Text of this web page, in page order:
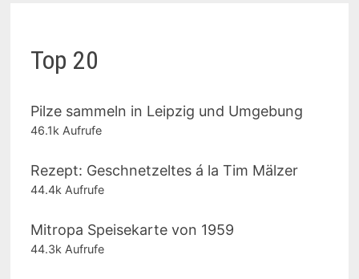
Top 20
Pilze sammeln in Leipzig und Umgebung
46.1k Aufrufe
Rezept: Geschnetzeltes á la Tim Mälzer
44.4k Aufrufe
Mitropa Speisekarte von 1959
44.3k Aufrufe